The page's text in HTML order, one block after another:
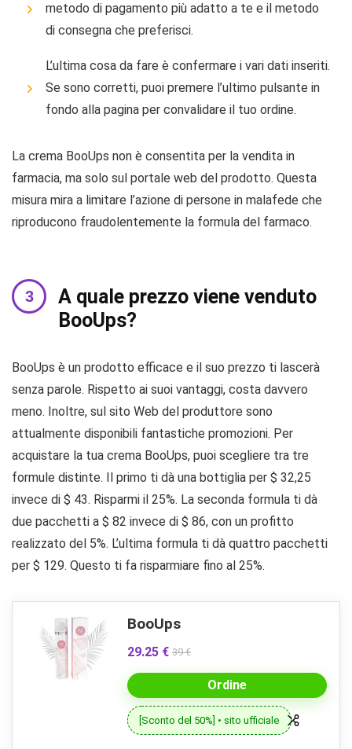
metodo di pagamento più adatto a te e il metodo
di consegna che preferisci.
L’ultima cosa da fare è confermare i vari dati inseriti.
Se sono corretti, puoi premere l’ultimo pulsante in
fondo alla pagina per convalidare il tuo ordine.
La crema BooUps non è consentita per la vendita in
farmacia, ma solo sul portale web del prodotto. Questa
misura mira a limitare l’azione di persone in malafede che
riproducono fraudolentemente la formula del farmaco.
A quale prezzo viene venduto
BooUps?
BooUps è un prodotto efficace e il suo prezzo ti lascerà
senza parole. Rispetto ai suoi vantaggi, costa davvero
meno. Inoltre, sul sito Web del produttore sono
attualmente disponibili fantastiche promozioni. Per
acquistare la tua crema BooUps, puoi scegliere tra tre
formule distinte. Il primo ti dà una bottiglia per $ 32,25
invece di $ 43. Risparmi il 25%. La seconda formula ti dà
due pacchetti a $ 82 invece di $ 86, con un profitto
realizzato del 5%. L’ultima formula ti dà quattro pacchetti
per $ 129. Questo ti fa risparmiare fino al 25%.
BooUps
29.25 € 39 €
Ordine
[Sconto del 50%] • sito ufficiale